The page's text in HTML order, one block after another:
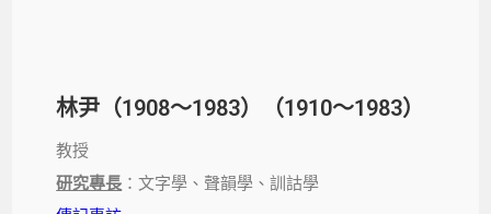
林尹（1908～1983）（1910～1983）
教授
研究專長 ：文字學、聲韻學、訓詁學